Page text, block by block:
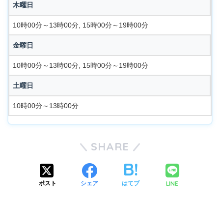
木曜日
10時00分～13時00分, 15時00分～19時00分
金曜日
10時00分～13時00分, 15時00分～19時00分
土曜日
10時00分～13時00分
SHARE
ポスト シェア はてブ LINE